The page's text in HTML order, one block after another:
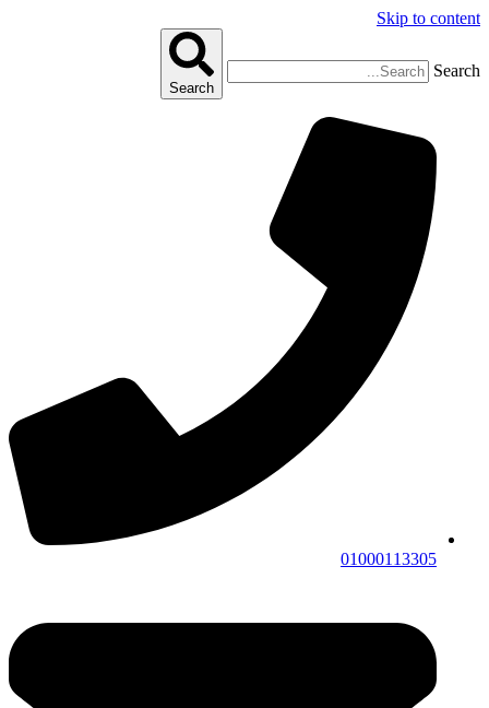
Skip to content
Search
Search
01000113305